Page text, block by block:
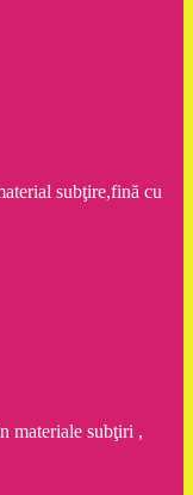
subţire,fină cu
materiale subţiri ,